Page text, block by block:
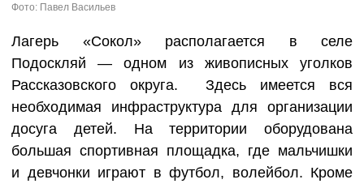
Фото: Павел Васильев
Лагерь «Сокол» располагается в селе
Подоскляй — одном из живописных уголков
Рассказовского округа. Здесь имеется вся
необходимая инфраструктура для организации
досуга детей. На территории оборудована
большая спортивная площадка, где мальчишки
и девчонки играют в футбол, волейбол. Кроме